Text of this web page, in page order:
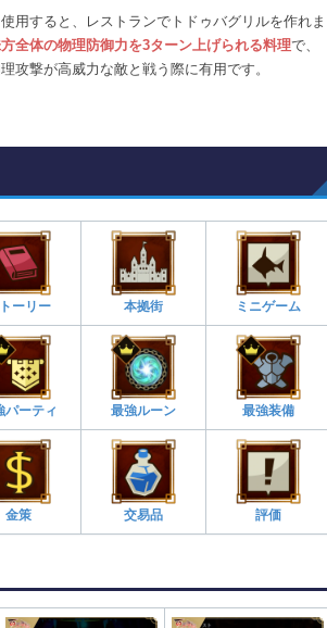
用すると、レストランでトドゥバグリルを作れま
全体の物理防御力を3ターン上げられる料理で、
攻撃が高威力な敵と戦う際に有用です。
ーリー 本拠街 ミニゲーム
パーティ 最強ルーン 最強装備
金策 交易品 評価